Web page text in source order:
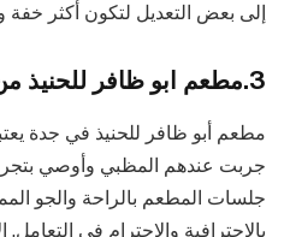
إلى بعض التعديل لتكون أكثر خفة
3.مطعم ابو ظافر للحنيذ من مطاعم حنيذ في جدة
مطعم أبو ظافر للحنيذ في جدة
جربت عندهم المظبي وأوصي
جلسات المطعم بالراحة والجو
بالاحترافية والاحترام في التعامل.